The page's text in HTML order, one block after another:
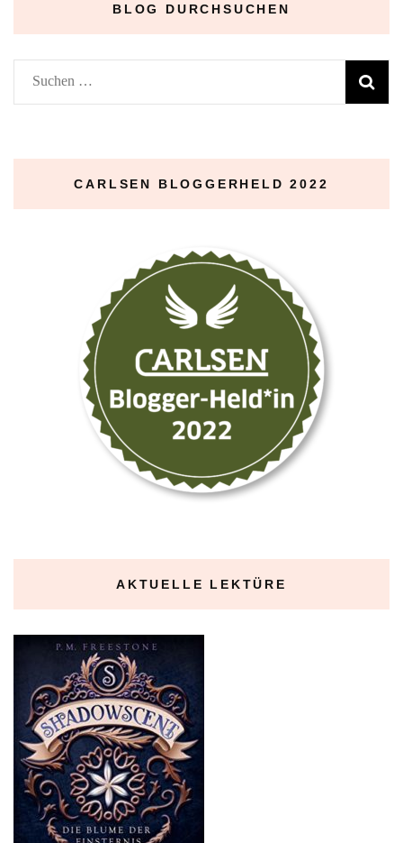
BLOG DURCHSUCHEN
Suchen
nach:
CARLSEN BLOGGERHELD 2022
AKTUELLE LEKTÜRE